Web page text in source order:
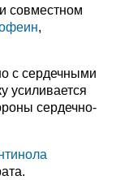
совместном
,
с сердечными
усиливается
сердечно-